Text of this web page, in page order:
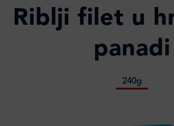
Riblji filet u
panadi
240g